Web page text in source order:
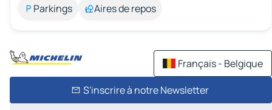
Parkings
Aires de repos
Français - Belgique
S'inscrire à notre Newsletter